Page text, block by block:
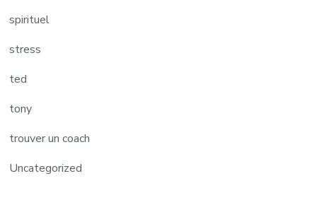
spirituel
stress
ted
tony
trouver un coach
Uncategorized